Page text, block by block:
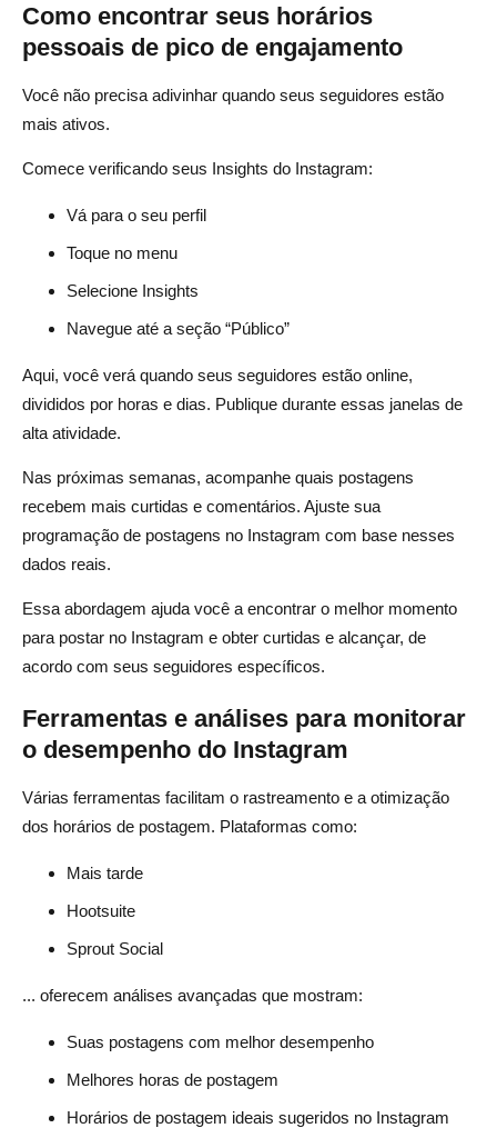
Como encontrar seus horários
pessoais de pico de engajamento
Você não precisa adivinhar quando seus seguidores estão
mais ativos.
Comece verificando seus Insights do Instagram:
Vá para o seu perfil
Toque no menu
Selecione Insights
Navegue até a seção “Público”
Aqui, você verá quando seus seguidores estão online,
divididos por horas e dias. Publique durante essas janelas de
alta atividade.
Nas próximas semanas, acompanhe quais postagens
recebem mais curtidas e comentários. Ajuste sua
programação de postagens no Instagram com base nesses
dados reais.
Essa abordagem ajuda você a encontrar o melhor momento
para postar no Instagram e obter curtidas e alcançar, de
acordo com seus seguidores específicos.
Ferramentas e análises para monitorar
o desempenho do Instagram
Várias ferramentas facilitam o rastreamento e a otimização
dos horários de postagem. Plataformas como:
Mais tarde
Hootsuite
Sprout Social
... oferecem análises avançadas que mostram:
Suas postagens com melhor desempenho
Melhores horas de postagem
Horários de postagem ideais sugeridos no Instagram